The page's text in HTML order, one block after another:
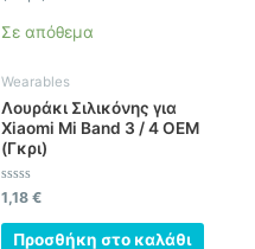
Σε απόθεμα
Wearables
Λουράκι Σιλικόνης για
Xiaomi Mi Band 3 / 4 OEM
(Γκρι)
Βαθμολογήθηκε
με
0
από
1,18 €
Προσθήκη στο καλάθι